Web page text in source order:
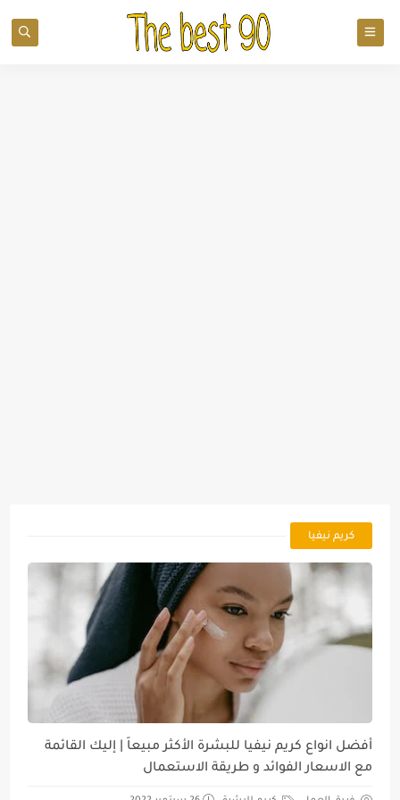
كريم نيفيا
أفضل انواع كريم نيفيا للبشرة الأكثر مبيعاً | إليك القائمة
مع الاسعار الفوائد و طريقة الاستعمال